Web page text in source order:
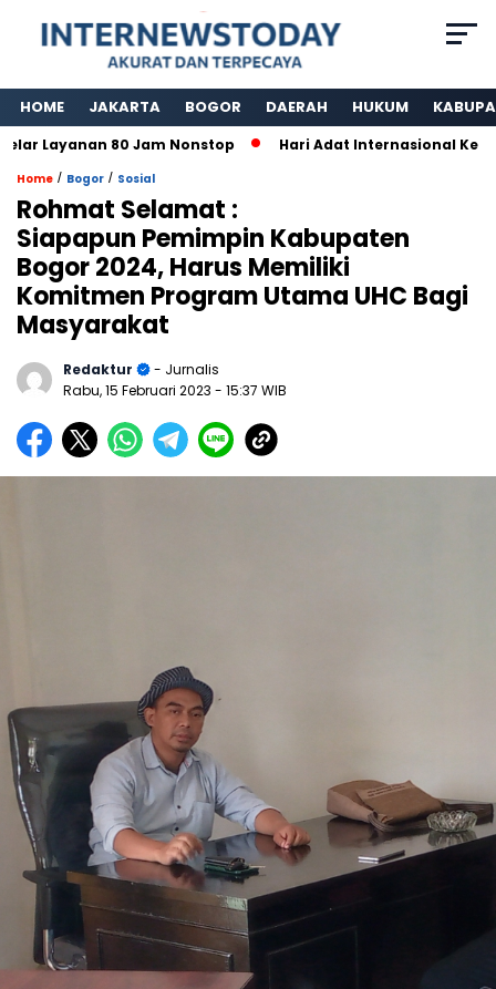
HOME JAKARTA BOGOR DAERAH HUKUM
80 Jam Nonstop Hari Adat Internasional Ke 39
Home / Bogor / Sosial
Rohmat Selamat :
Siapapun Pemimpin Kabupaten
Bogor 2024, Harus Memiliki
Komitmen Program Utama UHC Bagi
Masyarakat
Redaktur
- Jurnalis
Rabu, 15 Februari 2023 - 15:37 WIB